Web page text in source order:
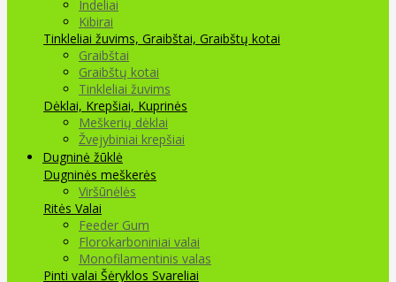
Indeliai
Kibirai
Tinkleliai žuvims, Graibštai, Graibštų kotai
Graibštai
Graibštų kotai
Tinkleliai žuvims
Dėklai, Krepšiai, Kuprinės
Meškerių dėklai
Žvejybiniai krepšiai
Dugninė žūklė
Dugninės meškerės
Viršūnėlės
Ritės Valai
Feeder Gum
Florokarboniniai valai
Monofilamentinis valas
Pinti valai Šėryklos Svareliai